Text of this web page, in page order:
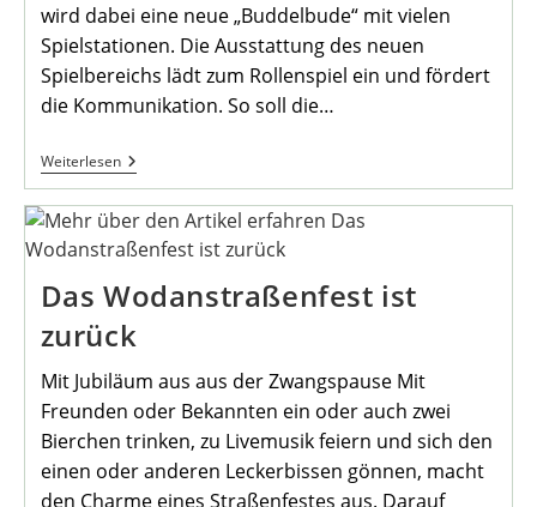
wird dabei eine neue „Buddelbude“ mit vielen
Spielstationen. Die Ausstattung des neuen
Spielbereichs lädt zum Rollenspiel ein und fördert
die Kommunikation. So soll die…
WeiterlesenNeue
Sandfabrik
Kleine
Baumeister
Das Wodanstraßenfest ist
zurück
Mit Jubiläum aus aus der Zwangspause Mit
Freunden oder Bekannten ein oder auch zwei
Bierchen trinken, zu Livemusik feiern und sich den
einen oder anderen Leckerbissen gönnen, macht
den Charme eines Straßenfestes aus. Darauf